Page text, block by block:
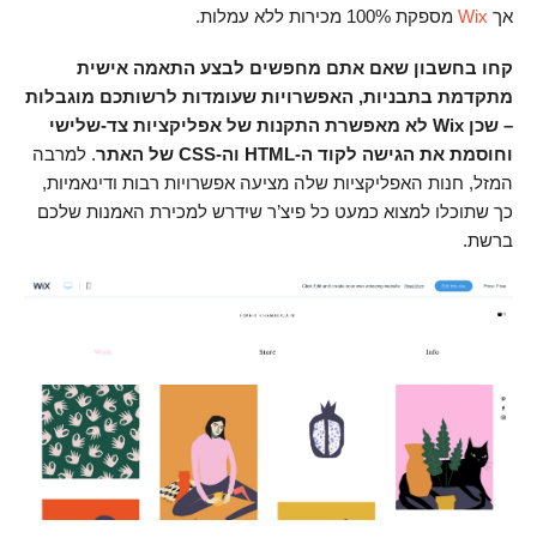
אך Wix מספקת 100% מכירות ללא עמלות.
קחו בחשבון שאם אתם מחפשים לבצע התאמה אישית
מתקדמת בתבניות, האפשרויות שעומדות לרשותכם מוגבלות
– שכן Wix לא מאפשרת התקנות של אפליקציות צד-שלישי
וחוסמת את הגישה לקוד ה-HTML וה-CSS של האתר
. למרבה
המזל, חנות האפליקציות שלה מציעה אפשרויות רבות ודינאמיות,
כך שתוכלו למצוא כמעט כל פיצ’ר שידרש למכירת האמנות שלכם
ברשת.